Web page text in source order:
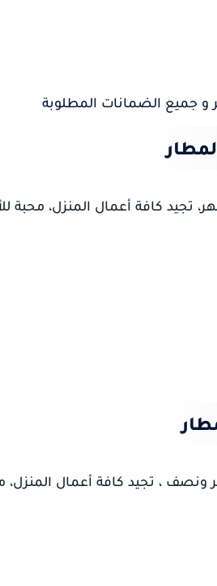
جميع الضمانات المطلوبة
، تجيد كافة أعمال المنزل،